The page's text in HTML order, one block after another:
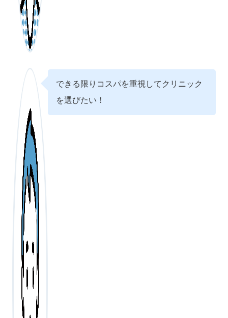
できる限りコスパを重視してクリニック
を選びたい！